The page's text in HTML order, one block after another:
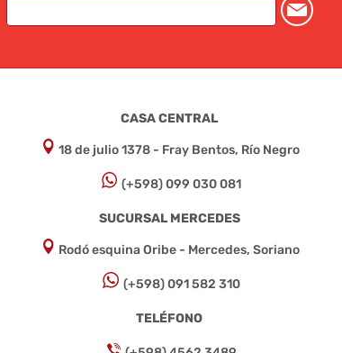
CASA CENTRAL
18 de julio 1378 - Fray Bentos, Río Negro
(+598) 099 030 081
SUCURSAL MERCEDES
Rodó esquina Oribe - Mercedes, Soriano
(+598) 091 582 310
TELÉFONO